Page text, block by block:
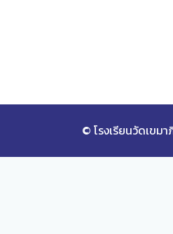
© โรงเรียนวัดเขมา